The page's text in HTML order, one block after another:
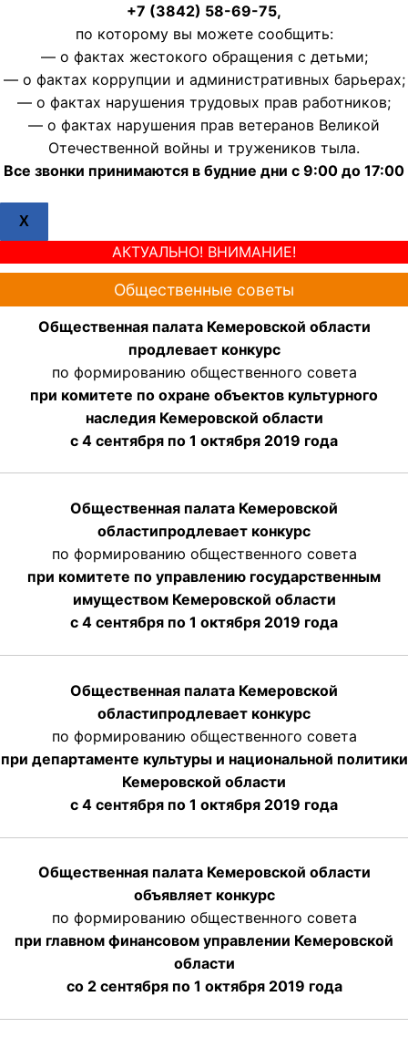
+7 (3842) 58-69-75,
по которому вы можете сообщить:
— о фактах жестокого обращения с детьми;
— о фактах коррупции и административных барьерах;
— о фактах нарушения трудовых прав работников;
— о фактах нарушения прав ветеранов Великой
Отечественной войны и тружеников тыла.
Все звонки принимаются в будние дни с 9:00 до 17:00
X
АКТУАЛЬНО! ВНИМАНИЕ!
Общественные советы
Общественная палата Кемеровской области
продлевает конкурс
по формированию общественного совета
при комитете по охране объектов культурного
наследия Кемеровской области
с 4 сентября по 1 октября 2019 года
Общественная палата Кемеровской
областипродлевает конкурс
по формированию общественного совета
при комитете по управлению государственным
имуществом Кемеровской области
с 4 сентября по 1 октября 2019 года
Общественная палата Кемеровской
областипродлевает конкурс
по формированию общественного совета
при департаменте культуры и национальной политики
Кемеровской области
с 4 сентября по 1 октября 2019 года
Общественная палата Кемеровской области
объявляет конкурс
по формированию общественного совета
при главном финансовом управлении Кемеровской
области
со 2 сентября по 1 октября 2019 года